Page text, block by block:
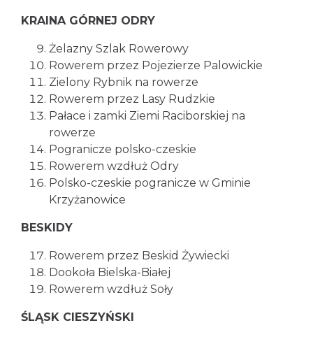
KRAINA GÓRNEJ ODRY
Żelazny Szlak Rowerowy
Rowerem przez Pojezierze Palowickie
Zielony Rybnik na rowerze
Rowerem przez Lasy Rudzkie
Pałace i zamki Ziemi Raciborskiej na
rowerze
Pogranicze polsko-czeskie
Rowerem wzdłuż Odry
Polsko-czeskie pogranicze w Gminie
Krzyżanowice
BESKIDY
Rowerem przez Beskid Żywiecki
Dookoła Bielska-Białej
Rowerem wzdłuż Soły
ŚLĄSK CIESZYŃSKI